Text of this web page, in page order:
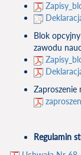
Blok
zawodu
Zaproszenie
Regulamin